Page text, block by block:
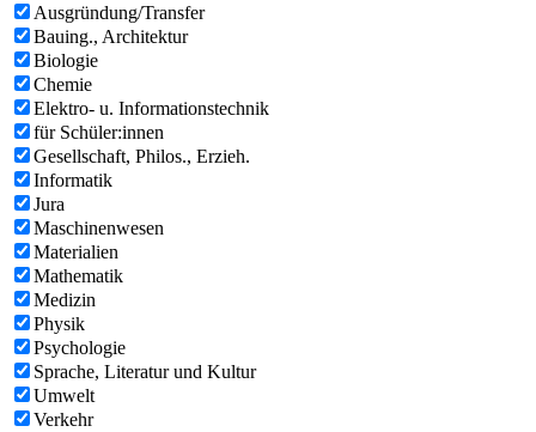
Ausgründung/Transfer
Bauing., Architektur
Biologie
Chemie
Elektro- u. Informationstechnik
für Schüler:innen
Gesellschaft, Philos., Erzieh.
Informatik
Jura
Maschinenwesen
Materialien
Mathematik
Medizin
Physik
Psychologie
Sprache, Literatur und Kultur
Umwelt
Verkehr